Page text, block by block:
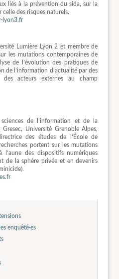
liés à la prévention du sida, sur la
des risques naturels.
lyon3.fr
Lumière Lyon 2 et membre de
les mutations contemporaines de
de l’évolution des pratiques de
de l’information d’actualité par des
des acteurs externes au champ
de l’information et de la
Université Grenoble Alpes,
des études de l’École de
portent sur les mutations
l’aune des dispositifs numériques
de la sphère privée et en devenirs
enquêté·es